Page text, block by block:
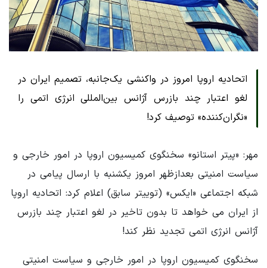
اتحادیه اروپا امروز در واکنشی یک‌جانبه، تصمیم ایران در
لغو اعتبار چند بازرس آژانس بین‌المللی انرژی اتمی را
«نگران‌کننده» توصیف کرد!
مهر: «پیتر استانو» سخنگوی کمیسیون اروپا در امور خارجی و
سیاست امنیتی بعدازظهر امروز یکشنبه با ارسال پیامی در
شبکه اجتماعی «ایکس» (توییتر سابق) اعلام کرد: اتحادیه اروپا
از ایران می خواهد تا بدون تاخیر در لغو اعتبار چند بازرس
آژانس انرژی اتمی تجدید نظر کند!
سخنگوی کمیسیون اروپا در امور خارجی و سیاست امنیتی